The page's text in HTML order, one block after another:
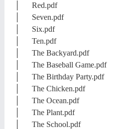
│ Red.pdf
│ Seven.pdf
│ Six.pdf
│ Ten.pdf
│ The Backyard.pdf
│ The Baseball Game.pdf
│ The Birthday Party.pdf
│ The Chicken.pdf
│ The Ocean.pdf
│ The Plant.pdf
│ The School.pdf